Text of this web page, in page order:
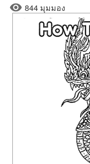
844 มุมมอง